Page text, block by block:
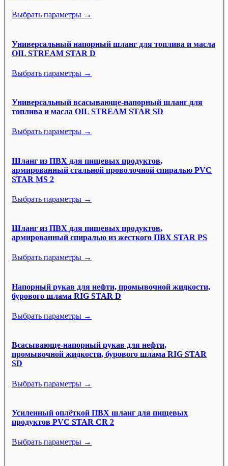
Выбрать параметры →
Универсальный напорный шланг для топлива и масла
OIL STREAM STAR D
Выбрать параметры →
Универсальный всасывающе-напорный шланг для
топлива и масла OIL STREAM STAR SD
Выбрать параметры →
Шланг из ПВХ для пищевых продуктов,
армированный стальной проволочной спиралью PVC
STAR MS 2
Выбрать параметры →
Шланг из ПВХ для пищевых продуктов,
армированный спиралью из жесткого ПВХ STAR PS
Выбрать параметры →
Напорный рукав для нефти, промывочной жидкости,
бурового шлама RIG STAR D
Выбрать параметры →
Всасывающе-напорный рукав для нефти,
промывочной жидкости, бурового шлама RIG STAR
SD
Выбрать параметры →
Усиленный оплёткой ПВХ шланг для пищевых
продуктов PVC STAR CR 2
Выбрать параметры →